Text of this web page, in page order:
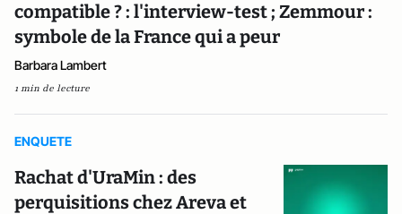
compatible ? : l'interview-test ; Zemmour :
symbole de la France qui a peur
Barbara Lambert
1 min de lecture
ENQUETE
Rachat d'UraMin : des
perquisitions chez Areva et